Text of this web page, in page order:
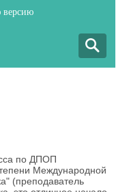
версию
по ДПОП
Международной
(преподаватель